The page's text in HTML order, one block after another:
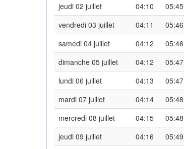
jeudi 02 juillet
04:10 05:45
vendredi 03 juillet
04:11 05:46
samedi 04 juillet
04:12 05:46
dimanche 05 juillet
04:12 05:47
lundi 06 juillet
04:13 05:47
mardi 07 juillet
04:14 05:48
mercredi 08 juillet
04:15 05:48
jeudi 09 juillet
04:16 05:49